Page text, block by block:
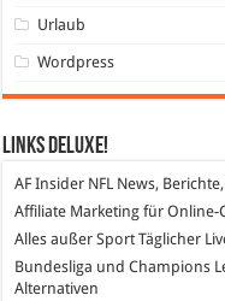
Urlaub
Wordpress
Links DeLuXe!
AF Insider NFL News,
Affiliate Marketing für Online-
Alles außer Sport Täglicher
Bundesliga und Champions
Alternativen